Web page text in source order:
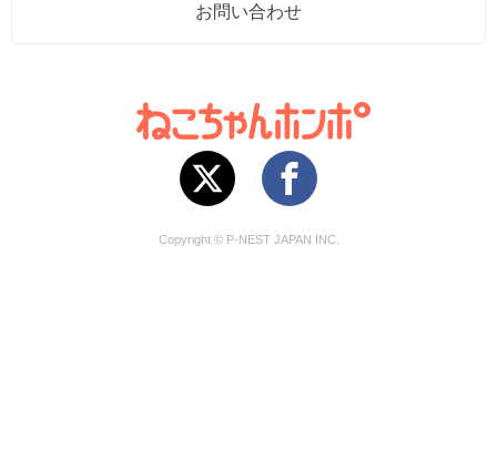
お問い合わせ
Copyright © P-NEST JAPAN INC.